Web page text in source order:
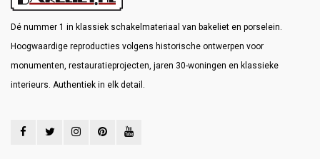
Dé nummer 1 in klassiek schakelmateriaal van bakeliet en porselein.
Hoogwaardige reproducties volgens historische ontwerpen voor
monumenten, restauratieprojecten, jaren 30-woningen en klassieke
interieurs. Authentiek in elk detail.